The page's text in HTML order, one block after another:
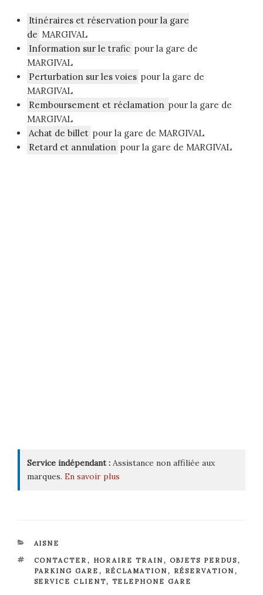
Itinéraires et réservation pour la gare
de MARGIVAL
Information sur le trafic pour la gare de
MARGIVAL
Perturbation sur les voies pour la gare de
MARGIVAL
Remboursement et réclamation pour la gare de
MARGIVAL
Achat de billet pour la gare de MARGIVAL
Retard et annulation pour la gare de MARGIVAL
Service indépendant : Assistance non affiliée aux
marques. En savoir plus
CATÉGORIES
AISNE
ÉTIQUETTES
CONTACTER, HORAIRE TRAIN , OBJETS PERDUS,
PARKING GARE , RÉCLAMATION , RÉSERVATION ,
SERVICE CLIENT, TELEPHONE GARE